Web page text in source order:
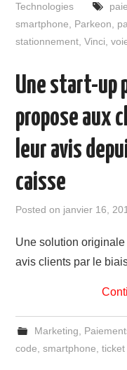
Technologies
smartphone
Parkeon
stationnement ,Vinci ,
Une start-up
propose aux
leur avis
caisse
Posted on janvier 16,
Une solution
avis clients par le
Marketing
code ,smartphone ,